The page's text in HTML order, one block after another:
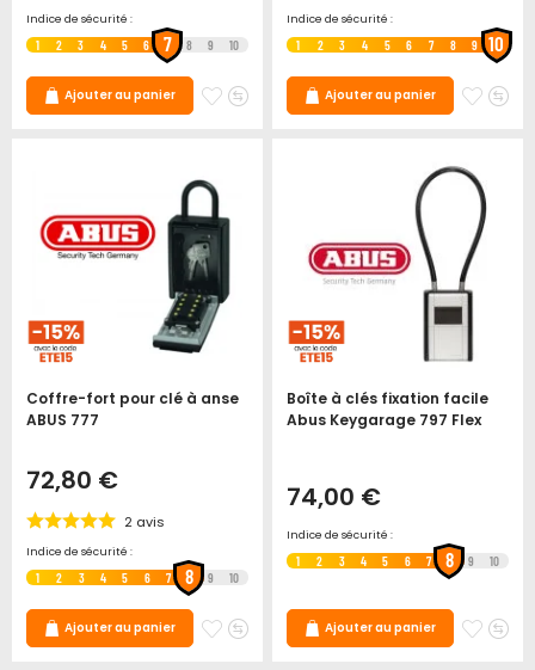
Indice de sécurité :
1 2 3 4 5 6 7 8 9 10
Ajouter au panier
AjouterAjouter
Indice de sécurité :
1 2 3 4 5 6 7 8 9 10
Ajouter au panier
Coffre-fort pour clé à anse
ABUS 777
72,80 €
2 avis
Indice de sécurité :
1 2 3 4 5 6 7 8 9 10
Ajouter au panier
AjouterAjouter
Boîte à clés fixation facile
Abus Keygarage 797 Flex
74,00 €
Indice de sécurité :
1 2 3 4 5 6 7 8 9 10
Ajouter au panier